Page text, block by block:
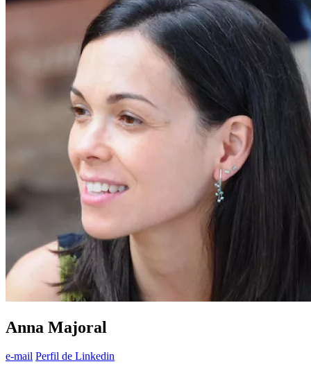
Anna Majoral
e-mail Perfil de Linkedin